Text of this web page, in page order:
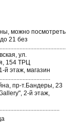
можно посмотреть
21 без
ул.
ТРЦ
й этаж, магазин
пр-т.Бандеры, 23
2-й этаж,